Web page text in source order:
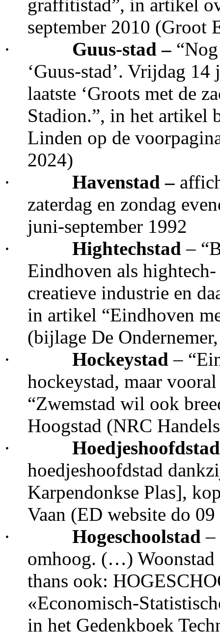
graffitistad”, in artikel
september 2010 (Groot
·
Guus-stad –
‘Guus-stad’. Vrijdag 14
laatste ‘Groots met de
Stadion.”, in het artikel
Linden op de
2024)
·
Havenstad –
zaterdag en zondag
juni-september 1992
·
Hightechstad–
Eindhoven als
creatieve industrie en
in artikel “Eindhoven
(bijlage De
·
Hockeystad–
hockeystad, maar
“Zwemstad wil ook
Hoogstad (NRC
·
hoedjeshoofdstad
Karpendonkse Plas],
Vaan (ED website do
·
Hogeschoolstad –
omhoog. (…) Woonstad
thans ook:
«Economisch-
in het Gedenkboek